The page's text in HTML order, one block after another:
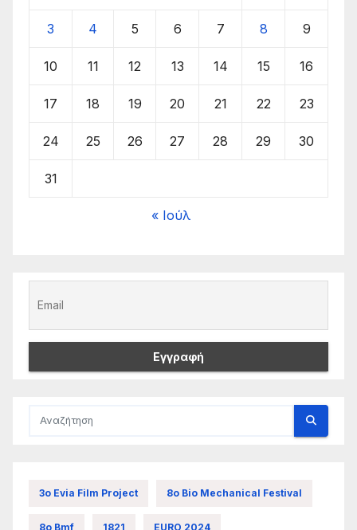
3 4 5 6 7 8 9
10 11 12 13 14 15 16
17 18 19 20 21 22 23
24 25 26 27 28 29 30
31
« Ιούλ
3ο Evia Film Project 8ο Bio Mechanical Festival
8ο Bmf 1821 EURO 2024